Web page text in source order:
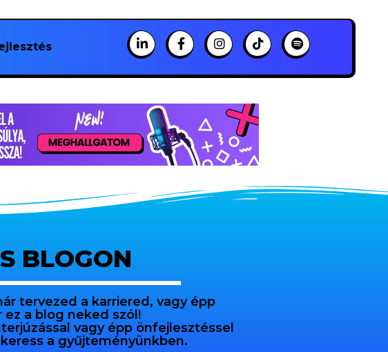
BLOGON
tervezed a karriered, vagy épp
a blog neked szól!
vagy épp önfejlesztéssel
a gyűjteményünkben.